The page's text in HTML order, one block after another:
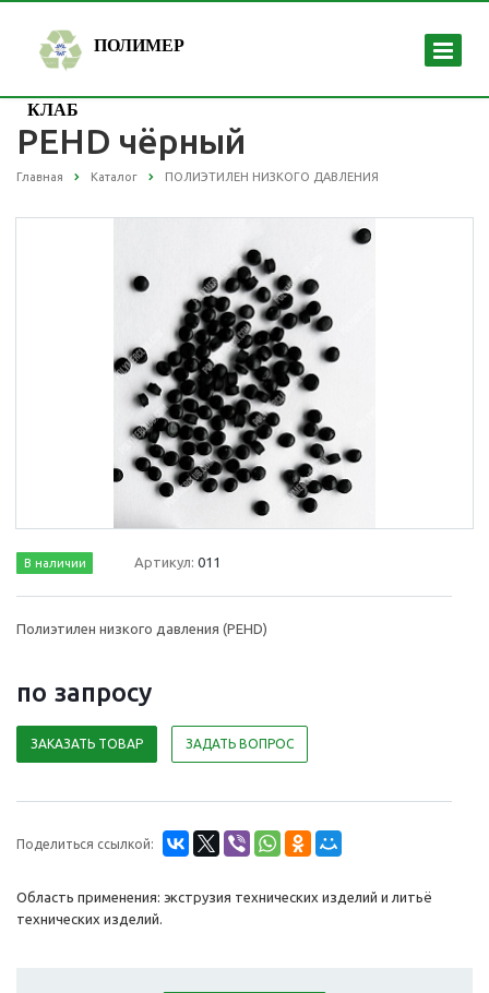
ПОЛИМЕР
КЛАБ
PEHD чёрный
Главная Каталог ПОЛИЭТИЛЕН НИЗКОГО ДАВЛЕНИЯ
В наличии Артикул:011
Полиэтилен низкого давления (PEHD)
по запросу
ЗАКАЗАТЬ ТОВАР ЗАДАТЬ ВОПРОС
Поделиться ссылкой:
Область применения: экструзия технических изделий и литьё
технических изделий.